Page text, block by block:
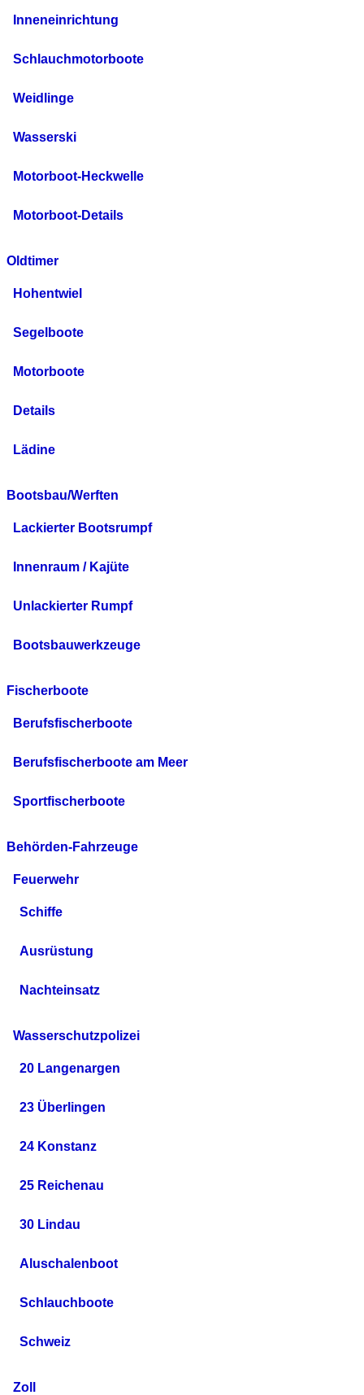
Inneneinrichtung
Schlauchmotorboote
Weidlinge
Wasserski
Motorboot-Heckwelle
Motorboot-Details
Oldtimer
Hohentwiel
Segelboote
Motorboote
Details
Lädine
Bootsbau/Werften
Lackierter Bootsrumpf
Innenraum / Kajüte
Unlackierter Rumpf
Bootsbauwerkzeuge
Fischerboote
Berufsfischerboote
Berufsfischerboote am Meer
Sportfischerboote
Behörden-Fahrzeuge
Feuerwehr
Schiffe
Ausrüstung
Nachteinsatz
Wasserschutzpolizei
20 Langenargen
23 Überlingen
24 Konstanz
25 Reichenau
30 Lindau
Aluschalenboot
Schlauchboote
Schweiz
Zoll